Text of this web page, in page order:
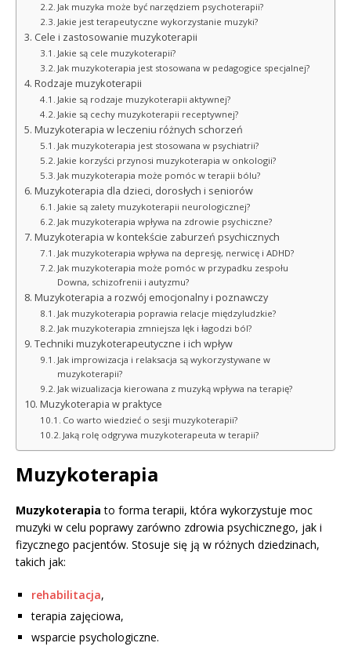
Jak muzyka może być narzędziem psychoterapii?
Jakie jest terapeutyczne wykorzystanie muzyki?
Cele i zastosowanie muzykoterapii
Jakie są cele muzykoterapii?
Jak muzykoterapia jest stosowana w pedagogice specjalnej?
Rodzaje muzykoterapii
Jakie są rodzaje muzykoterapii aktywnej?
Jakie są cechy muzykoterapii receptywnej?
Muzykoterapia w leczeniu różnych schorzeń
Jak muzykoterapia jest stosowana w psychiatrii?
Jakie korzyści przynosi muzykoterapia w onkologii?
Jak muzykoterapia może pomóc w terapii bólu?
Muzykoterapia dla dzieci, dorosłych i seniorów
Jakie są zalety muzykoterapii neurologicznej?
Jak muzykoterapia wpływa na zdrowie psychiczne?
Muzykoterapia w kontekście zaburzeń psychicznych
Jak muzykoterapia wpływa na depresję, nerwicę i ADHD?
Jak muzykoterapia może pomóc w przypadku zespołu
Downa, schizofrenii i autyzmu?
Muzykoterapia a rozwój emocjonalny i poznawczy
Jak muzykoterapia poprawia relacje międzyludzkie?
Jak muzykoterapia zmniejsza lęk i łagodzi ból?
Techniki muzykoterapeutyczne i ich wpływ
Jak improwizacja i relaksacja są wykorzystywane w
muzykoterapii?
Jak wizualizacja kierowana z muzyką wpływa na terapię?
Muzykoterapia w praktyce
Co warto wiedzieć o sesji muzykoterapii?
Jaką rolę odgrywa muzykoterapeuta w terapii?
Muzykoterapia
Muzykoterapia to forma terapii, która wykorzystuje moc
muzyki w celu poprawy zarówno zdrowia psychicznego, jak i
fizycznego pacjentów. Stosuje się ją w różnych dziedzinach,
takich jak:
rehabilitacja,
terapia zajęciowa,
wsparcie psychologiczne.